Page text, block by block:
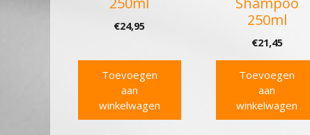
€24,95
Toevoegen
aan
winkelwagen
250ml
€21,45
Toevoegen
aan
winkelwagen